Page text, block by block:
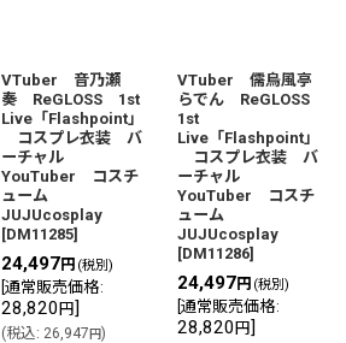
VTuber 音乃瀬
奏 ReGLOSS 1st
Live「Flashpoint」
コスプレ衣装 バ
ーチャル
YouTuber コスチ
ューム
JUJUcosplay
[DM11285]
24,497円 (税別)
通常販売価格:
28,820 円]
(税込: 26,947円)
VTuber 儒烏風亭
らでん ReGLOSS
1st
Live「Flashpoint」
コスプレ衣装 バ
ーチャル
YouTuber コスチ
ューム
JUJUcosplay
[DM11286]
24,497円 (税別)
通常販売価格:
28,820 円]